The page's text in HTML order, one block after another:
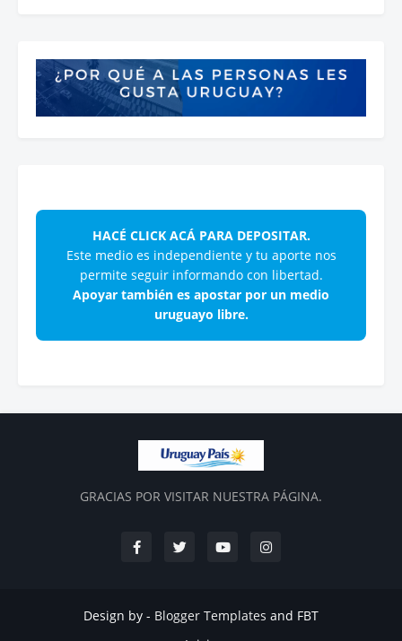
HACÉ CLICK ACÁ PARA DEPOSITAR.
Este medio es independiente y tu aporte nos
permite seguir informando con libertad.
Apoyar también es apostar por un medio
uruguayo libre.
GRACIAS POR VISITAR NUESTRA PÁGINA.
Design by - Blogger Templates and FBT